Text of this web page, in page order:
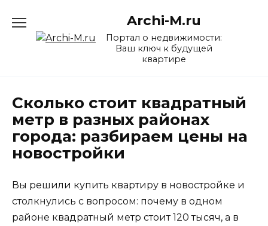
содержанию
Archi-M.ru
Портал о недвижимости:
Ваш ключ к будущей
квартире
Сколько стоит квадратный
метр в разных районах
города: разбираем цены на
новостройки
Вы решили купить квартиру в новостройке и
столкнулись с вопросом: почему в одном
районе квадратный метр стоит 120 тысяч, а в